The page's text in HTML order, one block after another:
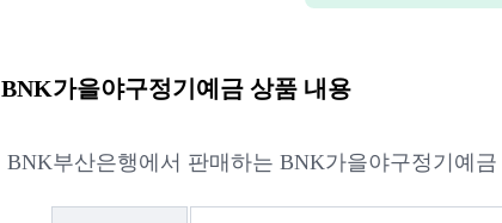
BNK가을야구정기예금 상품 내용
BNK부산은행에서 판매하는 BNK가을야구정기예